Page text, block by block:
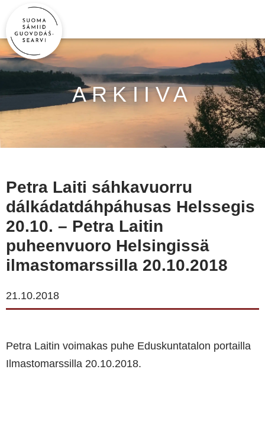
ARKIIVA
Petra Laiti sáhkavuorru
dálkádatdáhpáhusas Helssegis
20.10. – Petra Laitin
puheenvuoro Helsingissä
ilmastomarssilla 20.10.2018
21.10.2018
Petra Laitin voimakas puhe Eduskuntatalon portailla
Ilmastomarssilla 20.10.2018.